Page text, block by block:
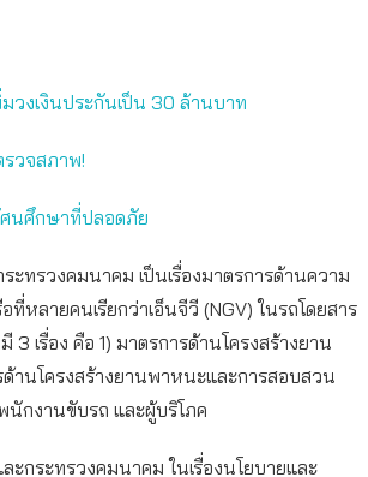
วงเงินประกันเป็น 30 ล้านบาท
รวจสภาพ!
ศนศึกษาที่ปลอดภัย
ทรวงคมนาคม เป็นเรื่องมาตรการด้านความ
หลายคนเรียกว่าเอ็นจีวี (NGV) ในรถโดยสาร
เรื่อง คือ 1) มาตรการด้านโครงสร้างยาน
านโครงสร้างยานพาหนะและการสอบสวน
นักงานขับรถ และผู้บริโภค
กระทรวงคมนาคม ในเรื่องนโยบายและ